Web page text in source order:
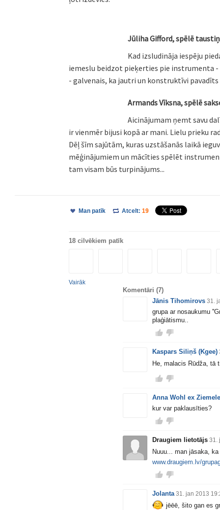
Jūliha Gifford, spēlē
Kad izsludināja iespēju
iemeslu beidzot pieķerties pie instrumenta -
- galvenais, ka jautri un konstruktīvi
Armands Vīksna, spēlē
Aicinājumam ņemt savu
ir vienmēr bijusi kopā ar mani. Lielu prieku
Dēļ šīm sajūtām, kuras uzstāšanās laikā
mēģinājumiem un mācīties spēlēt
tam visam būs turpinājums...
Man patīk Atcelt: 19
18 cilvēkiem patīk
Vairāk
Komentāri (7)
Jānis Tihomirovs 31.
grupa ar nosaukumu
plaģiātismu..
Kaspars Siliņš (Kgee)
He, malacis Rūdža, tā
Anna Wohl ex Ziemele
kur var paklausīties?
Draugiem lietotājs 31.
Nuuu... man jāsaka,
www.draugiem.lv/
Jolanta 31. jan 2013
jēēē, šito gan es